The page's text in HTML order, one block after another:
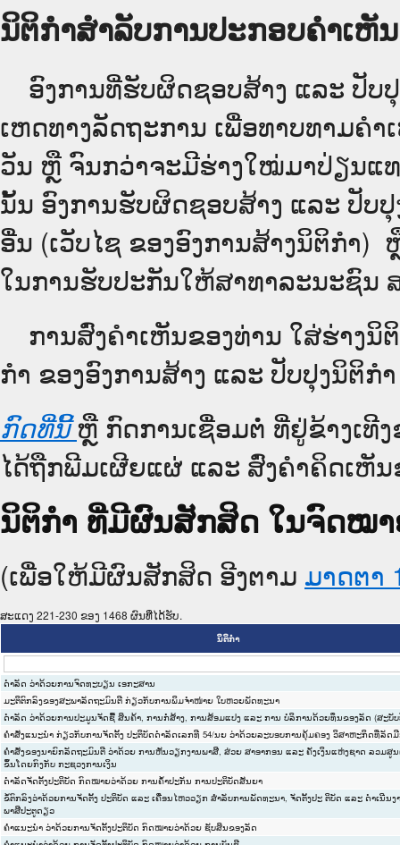
ນິຕິກຳສຳລັບການປະກອບຄຳເຫັນ
ອົງການທີ່ຮັບຜິດຊອບສ້າງ ແລະ ປັບ
ເຫດທາງລັດຖະການ ເພື່ອທາບທາມຄ
ວັນ ຫຼື ຈົນກວ່າຈະມີຮ່າງໃໝ່ມາປ່ຽນແ
ນັ້ນ ອົງການຮັບຜິດຊອບສ້າງ ແລະ ປັບປຸ
ອື່ນ (ເວັບ​ໄຊ​ ຂອງອົງການສ້າງນິຕິກຳ
ໃນການຮັບປະກັນໃຫ້ສາທາລະນະຊົນ
ການສົ່ງຄໍາເຫັນຂອງທ່ານ ໃສ່ຮ່າງ
ກຳ ຂອງອົງການສ້າງ ແລະ ປັບປຸງນິຕິກ
ກົດທີ່ນີ້ ຫຼື ກົດການເຊື່ອມຕໍ່ ທີ່ຢູ່ຂ້າງເທີ
ໄດ້ຖືກພີມເຜີຍແຜ່ ແລະ ສົ່ງຄຳຄິດເຫັ
ນິຕິກໍາ ທີ່ມີຜົນສັກສິດ ໃນຈົດໝາ
(ເພື່ອໃຫ້ມີຜົນສັກສິດ ອີງຕາມ ມາດ​ຕາ
ສະແດງ 221-230 ຂອງ 1468 ຜົນທີ່ໄດ້ຮັບ.
ນິຕິກໍາ
ດຳລັດ ວ່າດ້ວຍການຈົດທະບຽນ ເອກະສານ
ມະຕິຕົກລົງຂອງສະພາລັດຖະມົນຕີ ກ່ຽວກັບການພິມຈຳໜ່າຍ ໃບຫວຍພັດທະນາ
ດຳລັດ ວ່າດ້ວຍການປະມູນຈັດຊື້ ສິນຄ້າ, ການກໍ່ສ້າງ, ການສ້ອມແປງ ແລະ ການ ບໍລິການດ້ວຍທຶນຂອງລັດ (ສະບັບ
ຄຳສັ່ງແນະນຳ ກ່ຽວກັບການຈັດຕັ້ງ ປະຕິບັດດຳລັດເລກທີ 54/ນຍ ວ່າດ້ວຍລະບອບການຄຸ້ມຄອງ ວິສາຫະກິດທີ່ລັດ
ຄຳສັ່ງຂອງນາຍົກລັດຖະມົນຕີ ວ່າດ້ວຍ ການຫັນວຽກງານພາສີ, ສ່ວຍ ສາອາກອນ ແລະ ຄັງເງິນແຫ່ງຊາດ ລວມສູນ
ຂຶ້ນໂດຍກົງກັບ ກະຊວງການເງິນ
ດຳລັດຈັດຕັ້ງປະຕິບັດ ກົດໝາຍວ່າດ້ວຍ ການຄ້ຳປະກັນ ການປະຕິບັດສັນຍາ
ຂໍ້ຕົກລົງວ່າດ້ວຍການຈັດຕັ້ງ ປະຕິບັດ ແລະ ເຄື່ອນໄຫວວຽກ ສຳລັບການພັດທະນາ, ຈັດຕັ້ງປະ ຕິບັດ ແລະ ດຳເນີນງ
ພາສີປະຕູດຽວ
ຄຳແນະນຳ ວ່າດ້ວຍການຈັດຕັ້ງປະຕິບັດ ກົດໝາຍວ່າດ້ວຍ ຊັບສິນຂອງລັດ